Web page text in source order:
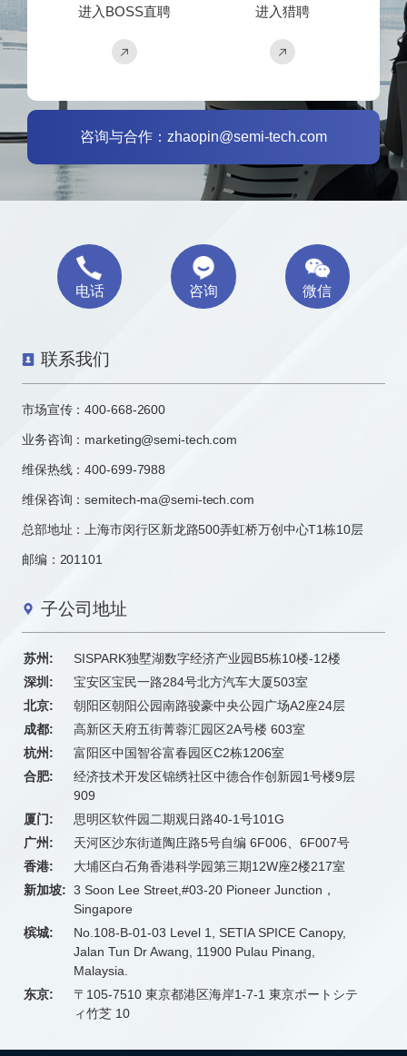
进入BOSS直聘 进入猎聘
咨询与合作：zhaopin@semi-tech.com
电话 咨询 微信
联系我们
市场宣传：400-668-2600
业务咨询： marketing@semi-tech.com
维保热线：400-699-7988
维保咨询：semitech-ma@semi-tech.com
总部地址：上海市闵行区新龙路500弄虹桥万创中心T1栋10层
邮编：201101
子公司地址
苏州:
SISPARK独墅湖数字经济产业园B5栋10楼-12楼
深圳:
宝安区宝民一路284号北方汽车大厦503室
北京:
朝阳区朝阳公园南路骏豪中央公园广场A2座24层
成都:
高新区天府五街菁蓉汇园区2A号楼 603室
杭州:
富阳区中国智谷富春园区C2栋1206室
合肥:
经济技术开发区锦绣社区中德合作创新园1号楼9层
909
厦门:
思明区软件园二期观日路40-1号101G
广州:
天河区沙东街道陶庄路5号自编 6F006、6F007号
香港:
大埔区白石角香港科学园第三期12W座2楼217室
新加坡: 3 Soon Lee Street,#03-20 Pioneer Junction，
Singapore
槟城:
No.108-B-01-03 Level 1, SETIA SPICE Canopy,
Jalan Tun Dr Awang, 11900 Pulau Pinang,
Malaysia.
东京:
〒105-7510 東京都港区海岸1-7-1 東京ポートシテ
ィ竹芝 10